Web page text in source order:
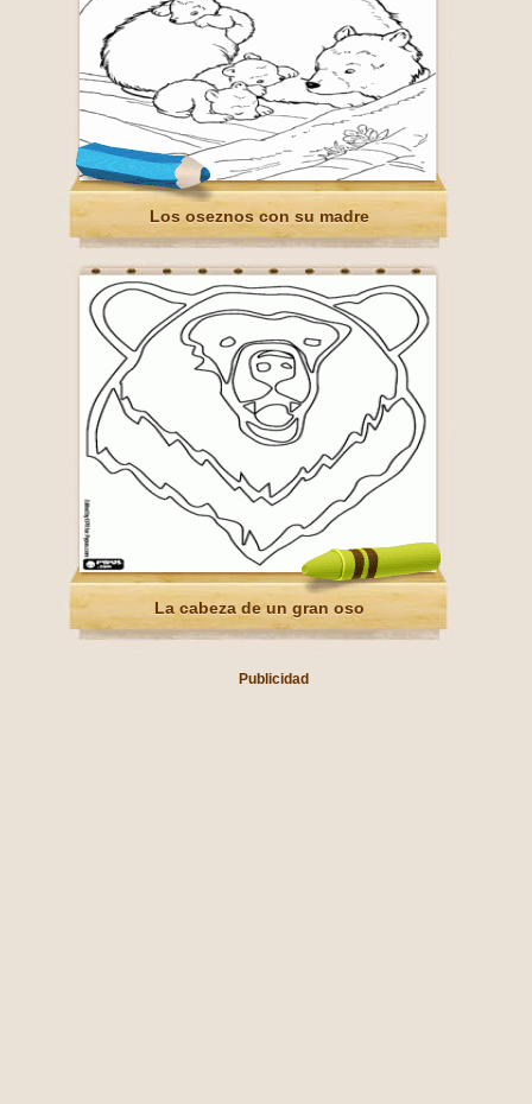
Los oseznos con su madre
La cabeza de un gran oso
Publicidad